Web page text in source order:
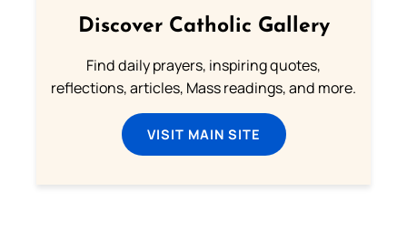
Discover Catholic Gallery
Find daily prayers, inspiring quotes,
reflections, articles, Mass readings, and more.
VISIT MAIN SITE